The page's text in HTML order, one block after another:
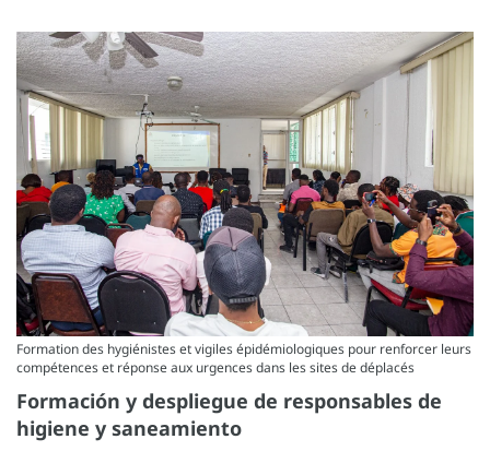
Formation des hygiénistes et vigiles épidémiologiques pour renforcer leurs
compétences et réponse aux urgences dans les sites de déplacés
Formación y despliegue de responsables de
higiene y saneamiento